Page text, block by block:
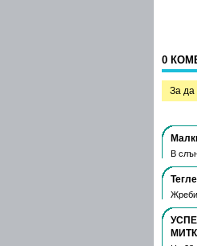
0
За да
В